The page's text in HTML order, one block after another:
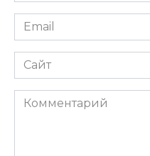
Email
*
Сайт
Комментарий